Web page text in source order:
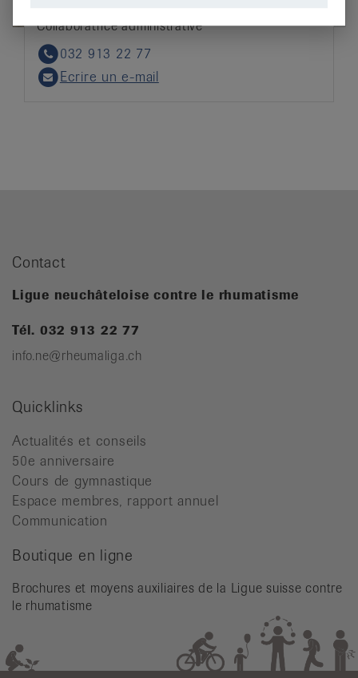
Collaboratrice administrative
Phone032 913 22 77
EmailEcrire un e-mail
Contact
Ligue neuchâteloise contre le rhumatisme
Tél. 032 913 22 77
info.ne@rheumaliga.ch
Quicklinks
Actualités et conseils
50e anniversaire
Cours de gymnastique
Espace membres, rapport annuel
Communication
Boutique en ligne
Brochures et moyens auxiliaires de la Ligue suisse contre
le rhumatisme